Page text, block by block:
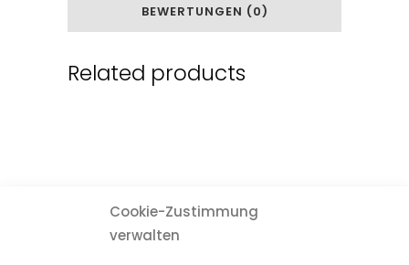
Cookie-Zustimmung
verwalten
BEWERTUNGEN (0)
Related products